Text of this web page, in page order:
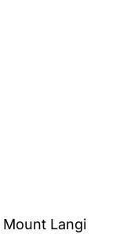
Mount Langi